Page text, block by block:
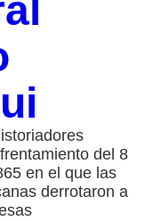
del 8
en el que las
derrotaron a